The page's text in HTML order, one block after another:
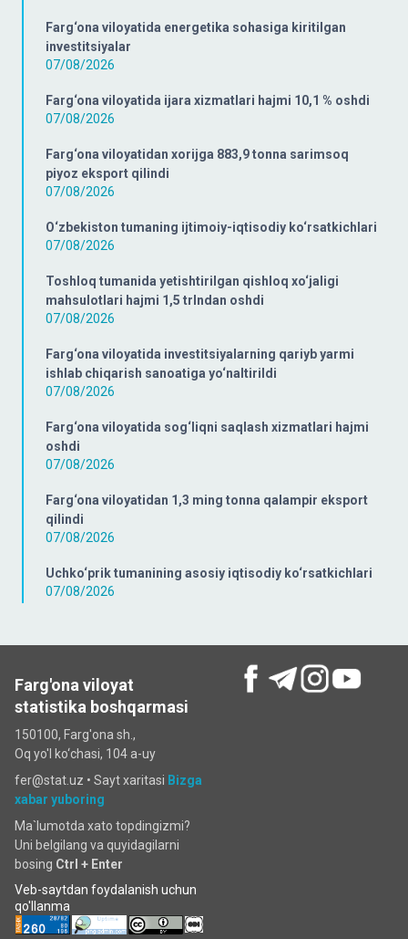
Farg‘ona viloyatida energetika sohasiga kiritilgan
investitsiyalar
07/08/2026
Farg‘ona viloyatida ijara xizmatlari hajmi 10,1 % oshdi
07/08/2026
Farg‘ona viloyatidan xorijga 883,9 tonna sarimsoq
piyoz eksport qilindi
07/08/2026
O‘zbekiston tumaning ijtimoiy-iqtisodiy ko‘rsatkichlari
07/08/2026
Toshloq tumanida yetishtirilgan qishloq xo‘jaligi
mahsulotlari hajmi 1,5 trlndan oshdi
07/08/2026
Farg‘ona viloyatida investitsiyalarning qariyb yarmi
ishlab chiqarish sanoatiga yo‘naltirildi
07/08/2026
Farg‘ona viloyatida sog‘liqni saqlash xizmatlari hajmi
oshdi
07/08/2026
Farg‘ona viloyatidan 1,3 ming tonna qalampir eksport
qilindi
07/08/2026
Uchko‘prik tumanining asosiy iqtisodiy ko‘rsatkichlari
07/08/2026
Farg'ona viloyat
statistika boshqarmasi
150100, Farg'ona sh.,
Oq yo'l ko‘chаsi, 104 a-uy
fer@stat.uz • Sayt xaritasi Bizga
xabar yuboring
Ma`lumotda xato topdingizmi?
Uni belgilang va quyidagilarni
bosing Ctrl + Enter
Veb-saytdan foydalanish uchun
qo'llanma